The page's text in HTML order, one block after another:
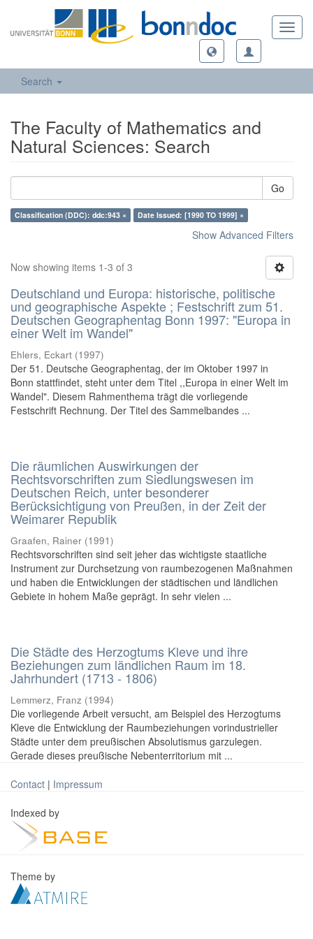
Search
The Faculty of Mathematics and
Natural Sciences: Search
Go
Classification (DDC): ddc:943 × Date Issued: [1990 TO 1999] ×
Show Advanced Filters
Now showing items 1-3 of 3
Deutschland und Europa: historische, politische
und geographische Aspekte ; Festschrift zum 51.
Deutschen Geographentag Bonn 1997: "Europa in
einer Welt im Wandel"
Ehlers, Eckart (1997)
Der 51. Deutsche Geographentag, der im Oktober 1997 in
Bonn stattfindet, steht unter dem Titel ,,Europa in einer Welt im
Wandel". Diesem Rahmenthema trägt die vorliegende
Festschrift Rechnung. Der Titel des Sammelbandes ...
Die räumlichen Auswirkungen der
Rechtsvorschriften zum Siedlungswesen im
Deutschen Reich, unter besonderer
Berücksichtigung von Preußen, in der Zeit der
Weimarer Republik
Graafen, Rainer (1991)
Rechtsvorschriften sind seit jeher das wichtigste staatliche
Instrument zur Durchsetzung von raumbezogenen Maßnahmen
und haben die Entwicklungen der städtischen und ländlichen
Gebiete in hohem Maße geprägt. In sehr vielen ...
Die Städte des Herzogtums Kleve und ihre
Beziehungen zum ländlichen Raum im 18.
Jahrhundert (1713 - 1806)
Lemmerz, Franz (1994)
Die vorliegende Arbeit versucht, am Beispiel des Herzogtums
Kleve die Entwicklung der Raumbeziehungen vorindustrieller
Städte unter dem preußischen Absolutismus garzulegen.
Gerade dieses preußische Nebenterritorium mit ...
Contact | Impressum
Indexed by
Theme by